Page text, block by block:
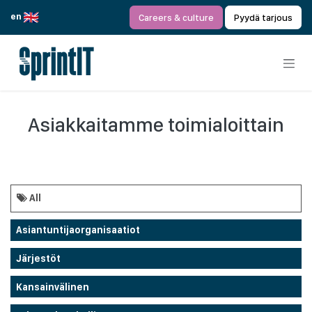
en
Careers & culture Pyydä tarjous
Asiakkaitamme toimialoittain
All
Asiantuntijaorganisaatiot
Järjestöt
Kansainvälinen